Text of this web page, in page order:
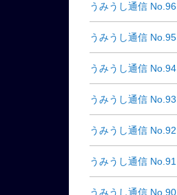
うみうし通信 No.96
うみうし通信 No.95
うみうし通信 No.94
うみうし通信 No.93
うみうし通信 No.92
うみうし通信 No.91
うみうし通信 No.90